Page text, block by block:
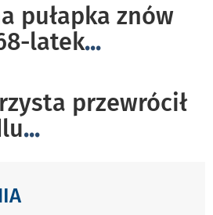
pułapka znów
latek...
przewrócił
...